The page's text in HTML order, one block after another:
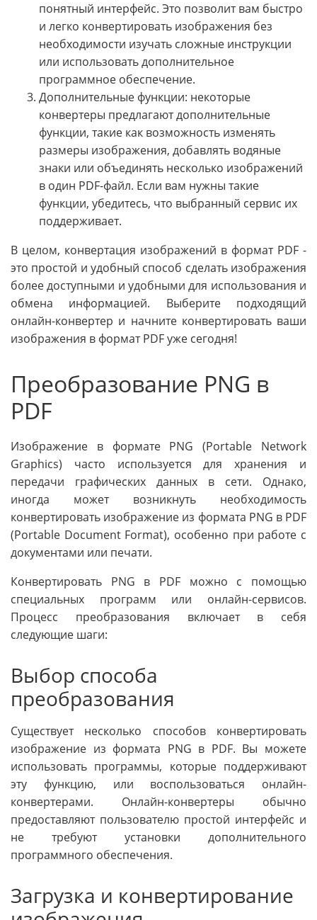
понятный интерфейс. Это позволит вам быстро
и легко конвертировать изображения без
необходимости изучать сложные инструкции
или использовать дополнительное
программное обеспечение.
Дополнительные функции: некоторые
конвертеры предлагают дополнительные
функции, такие как возможность изменять
размеры изображения, добавлять водяные
знаки или объединять несколько изображений
в один PDF-файл. Если вам нужны такие
функции, убедитесь, что выбранный сервис их
поддерживает.
В целом, конвертация изображений в формат PDF -
это простой и удобный способ сделать изображения
более доступными и удобными для использования и
обмена информацией. Выберите подходящий
онлайн-конвертер и начните конвертировать ваши
изображения в формат PDF уже сегодня!
Преобразование PNG в
PDF
Изображение в формате PNG (Portable Network
Graphics) часто используется для хранения и
передачи графических данных в сети. Однако,
иногда может возникнуть необходимость
конвертировать изображение из формата PNG в PDF
(Portable Document Format), особенно при работе с
документами или печати.
Конвертировать PNG в PDF можно с помощью
специальных программ или онлайн-сервисов.
Процесс преобразования включает в себя
следующие шаги:
Выбор способа
преобразования
Существует несколько способов конвертировать
изображение из формата PNG в PDF. Вы можете
использовать программы, которые поддерживают
эту функцию, или воспользоваться онлайн-
конвертерами. Онлайн-конвертеры обычно
предоставляют пользователю простой интерфейс и
не требуют установки дополнительного
программного обеспечения.
Загрузка и конвертирование